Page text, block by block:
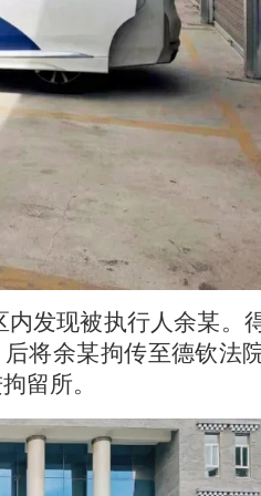
发现被执行人余某。
将余某拘传至德钦法
留所。